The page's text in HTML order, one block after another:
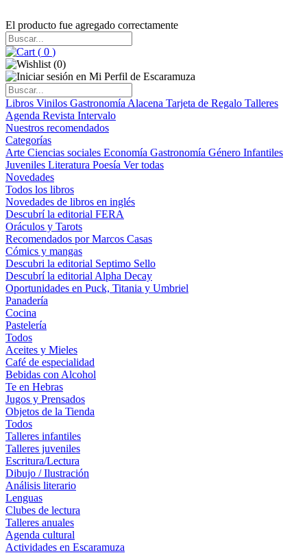
El producto fue agregado correctamente
( 0 )
(0)
Libros Vinilos Gastronomía Alacena Tarjeta de Regalo Talleres
Agenda Revista Intervalo
Nuestros recomendados
Categorías
Arte Ciencias sociales Economía Gastronomía Género Infantiles
Juveniles Literatura Poesía Ver todas
Novedades
Todos los libros
Novedades de libros en inglés
Descubrí la editorial FERA
Oráculos y Tarots
Recomendados por Marcos Casas
Cómics y mangas
Descubri la editorial Septimo Sello
Descubrí la editorial Alpha Decay
Oportunidades en Puck, Titania y Umbriel
Panadería
Cocina
Pastelería
Todos
Aceites y Mieles
Café de especialidad
Bebidas con Alcohol
Te en Hebras
Jugos y Prensados
Objetos de la Tienda
Todos
Talleres infantiles
Talleres juveniles
Escritura/Lectura
Dibujo / Ilustración
Análisis literario
Lenguas
Clubes de lectura
Talleres anuales
Agenda cultural
Actividades en Escaramuza